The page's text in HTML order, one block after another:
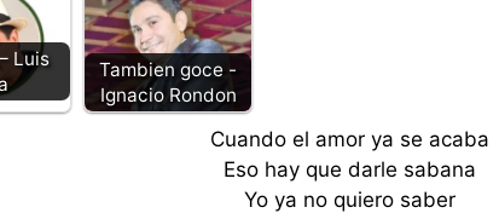
Luis
Tambien goce -
Ignacio Rondon
Cuando el amor ya se acaba
Eso hay que darle sabana
Yo ya no quiero saber